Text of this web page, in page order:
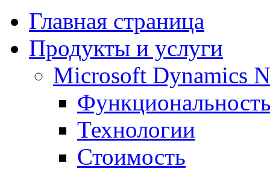
Главная страница
Продукты и услуги
Microsoft Dynamics
Технологии
Стоимость